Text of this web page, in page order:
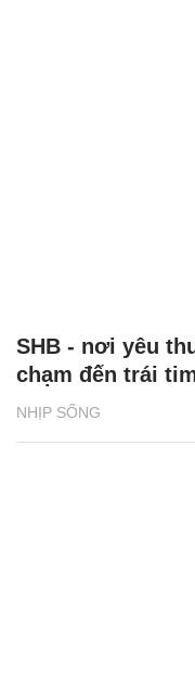
NHỊP SỐNG
SHB - nơi yêu
chạm đến trái